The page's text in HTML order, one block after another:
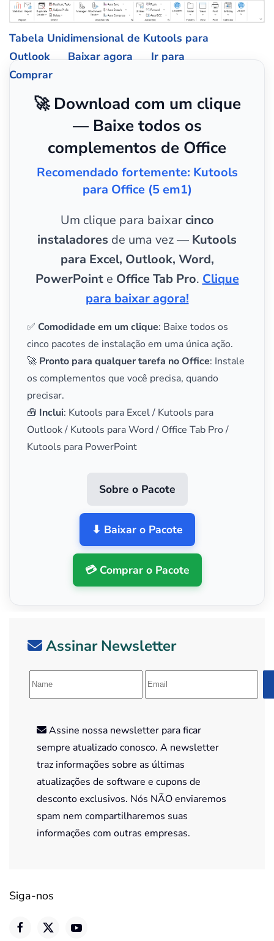
Tabela Unidimensional de Kutools para
Outlook
Baixar agora
Ir para
Comprar
🚀 Download com um clique
— Baixe todos os
complementos de Office
Recomendado fortemente: Kutools
para Office (5 em1)
Um clique para baixarcinco
instaladores de uma vez — Kutools
para Excel, Outlook, Word,
PowerPointe Office Tab Pro. Clique
para baixar agora!
✅ Comodidade em um clique: Baixe todos os
cinco pacotes de instalação em uma única ação.
🚀 Pronto para qualquer tarefa no Office: Instale
os complementos que você precisa, quando
precisar.
🧰 Inclui: Kutools para Excel / Kutools para
Outlook / Kutools para Word / Office Tab Pro /
Kutools para PowerPoint
Sobre o Pacote
⬇ Baixar o Pacote
💳 Comprar o Pacote
Assinar Newsletter
Assine nossa newsletter para ficar
sempre atualizado conosco. A newsletter
traz informações sobre as últimas
atualizações de software e cupons de
desconto exclusivos. Nós NÃO enviaremos
spam nem compartilharemos suas
informações com outras empresas.
Siga-nos